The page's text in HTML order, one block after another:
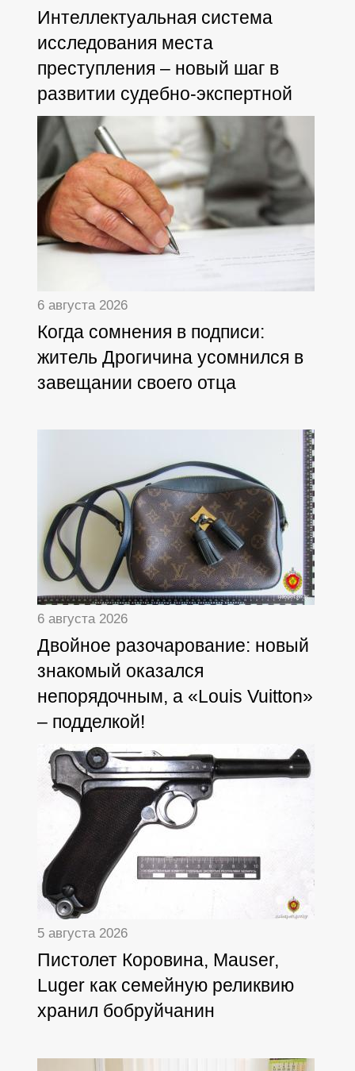
Интеллектуальная система
исследования места
преступления – новый шаг в
развитии судебно-экспертной
деятельности
6 августа 2026
Когда сомнения в подписи:
житель Дрогичина усомнился в
завещании своего отца
6 августа 2026
Двойное разочарование: новый
знакомый оказался
непорядочным, а «Louis Vuitton»
– подделкой!
5 августа 2026
Пистолет Коровина, Mauser,
Luger как семейную реликвию
хранил бобруйчанин